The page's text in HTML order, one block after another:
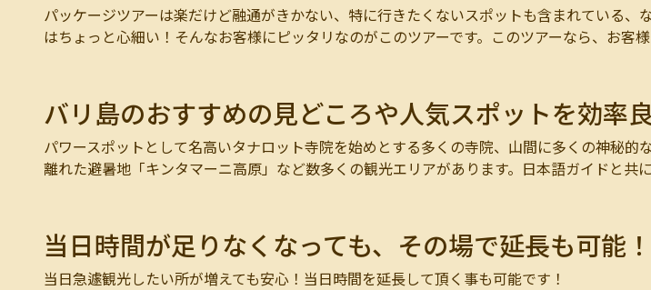
パッケージツアーは楽だけど融通がきかない、特に行きたくないスポットも含まれている
はちょっと心細い！そんなお客様にピッタリなのがこのツアーです。このツアーなら、お客
バリ島のおすすめの見どころや人気スポットを効率
パワースポットとして名高いタナロット寺院を始めとする多くの寺院、山間に多くの神秘
離れた避暑地「キンタマーニ高原」など数多くの観光エリアがあります。日本語ガイドと共
当日時間が足りなくなっても、その場で延長も可能！
当日急遽観光したい所が増えても安心！当日時間を延長して頂く事も可能です！